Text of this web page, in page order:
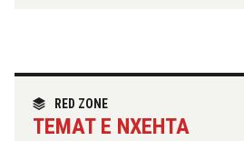
partneritetit
RED ZONE
TEMAT E NXEHTA